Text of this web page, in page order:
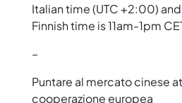
Italian time (UTC +2:00)
Finnish time is 11am-1pm
–
Puntare al mercato cinese
cooperazione europea